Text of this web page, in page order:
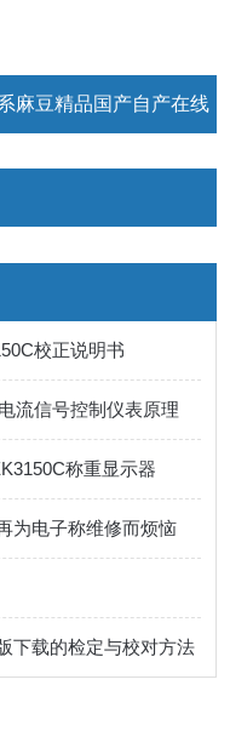
麻豆精品国产自产在线
校正说明书
流信号控制仪表原理
称重显示器
用再为电子称维修而烦恼
下载的检定与校对方法